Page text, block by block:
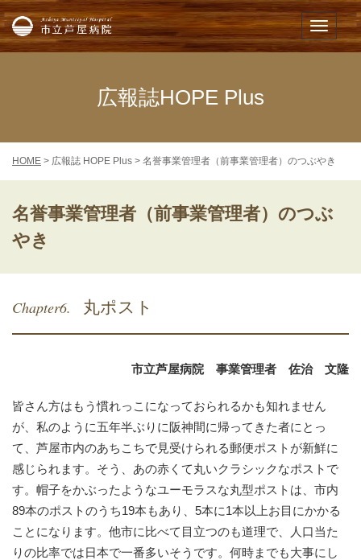
メニュー
市立芦屋病院
広報誌HOPE Plus
HOME > 広報誌 HOPE Plus > 名誉事業管理者（前事業管理者）のつぶやき
名誉事業管理者（前事業管理者）のつぶ
やき
Chapter6. 丸ポスト
市立芦屋病院 事業管理者 佐治 文隆
皆さん方はもう慣れっこになっておられるかも知れません
が、私のように五年半ぶりに阪神間に帰ってきた者にとっ
て、芦屋市内のあちこちで見受けられる郵便ポストが新鮮に
感じられます。そう、あの赤くて丸いクラシックなポストで
す。帽子をかぶったようなユーモラスな丸型ポストは、市内
89本のポストのうち19本もあり、5本に1本以上お目にかかる
ことになります。他市に比べて目立つのも道理で、人口当た
りの比率では日本で一番多いそうです。何時までも大事にし